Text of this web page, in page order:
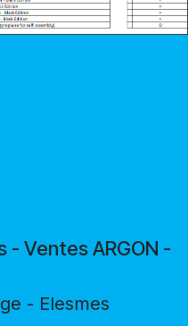
- Ventes ARGON -
- Elesmes